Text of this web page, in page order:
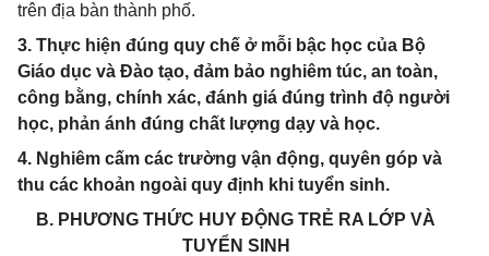
trên địa bàn thành phố.
3. Thực hiện đúng quy chế ở mỗi bậc học của Bộ
Giáo dục và Đào tạo, đảm bảo nghiêm túc, an toàn,
công bằng, chính xác, đánh giá đúng trình độ người
học, phản ánh đúng chất lượng dạy và học.
4. Nghiêm cấm các trường vận động, quyên góp và
thu các khoản ngoài quy định khi tuyển sinh.
B. PHƯƠNG THỨC HUY ĐỘNG TRẺ RA LỚP VÀ
TUYỂN SINH